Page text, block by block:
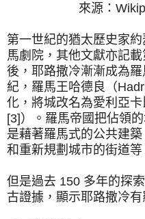
來源：
第一世紀的猶太歷史家
馬劇院，其他文獻亦記
後，耶路撒冷漸漸成為
紀，羅馬王哈德良（
化，將城改名為愛利亞
[3]）。羅馬帝國把佔領
是藉著羅馬式的公共建
和重新規劃城市的街道等
但是過去 150 多年的探
古證據，顯示耶路撒冷